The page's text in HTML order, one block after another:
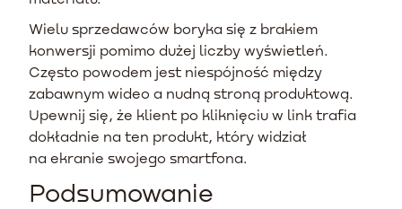
Wielu sprzedawców boryka się z brakiem
konwersji pomimo dużej liczby wyświetleń.
Często powodem jest niespójność między
zabawnym wideo a nudną stroną produktową.
Upewnij się, że klient po kliknięciu w link trafia
dokładnie na ten produkt, który widział
na ekranie swojego smartfona.
Podsumowanie